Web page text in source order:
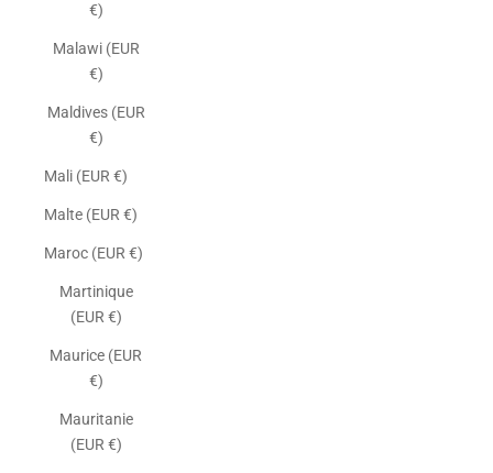
€)
Malawi (EUR
€)
Maldives (EUR
€)
Mali (EUR €)
Malte (EUR €)
Maroc (EUR €)
Martinique
(EUR €)
Maurice (EUR
€)
Mauritanie
(EUR €)